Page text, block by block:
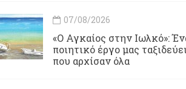
07/08/2026
«Ο Αγκαίος στην Ιωλκό»:
ποιητικό έργο μας
που αρχίσαν όλα